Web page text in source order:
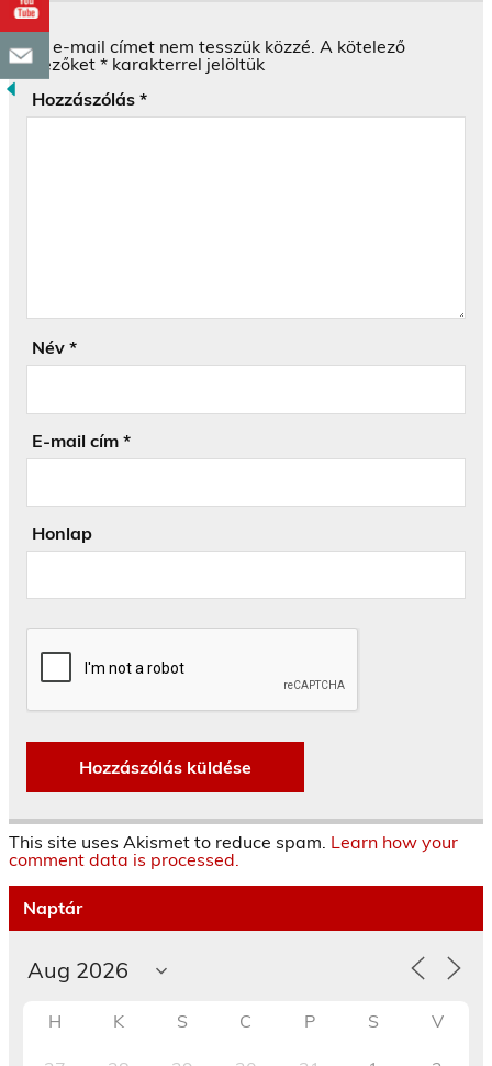
Az e-mail címet nem tesszük közzé. A kötelező
mezőket * karakterrel jelöltük
Hozzászólás *
Név *
E-mail cím *
Honlap
This site uses Akismet to reduce spam. Learn how your
comment data is processed.
Naptár
H K S C P S V